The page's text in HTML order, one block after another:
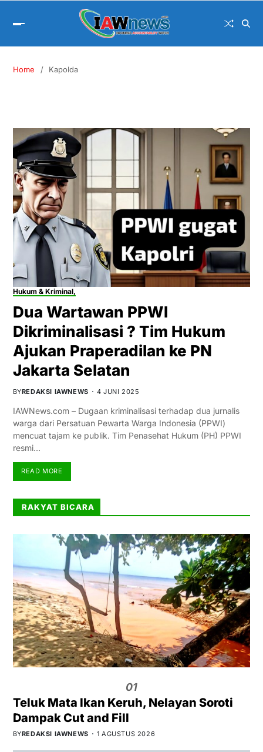
Home Kapolda
Hukum & Kriminal,
Dua Wartawan PPWI
Dikriminalisasi ? Tim Hukum
Ajukan Praperadilan ke PN
Jakarta Selatan
BYREDAKSI IAWNEWS 4 JUNI 2025
IAWNews.com – Dugaan kriminalisasi terhadap dua jurnalis
warga dari Persatuan Pewarta Warga Indonesia (PPWI)
mencuat tajam ke publik. Tim Penasehat Hukum (PH) PPWI
resmi…
READ MORE
RAKYAT BICARA
01
Teluk Mata Ikan Keruh, Nelayan Soroti
Dampak Cut and Fill
BYREDAKSI IAWNEWS 1 AGUSTUS 2026